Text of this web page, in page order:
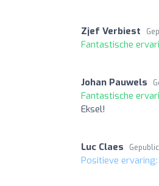
Zjef Verbiest
Fantastische
Johan Pauwels
Fantastische
Eksel!
Luc Claes
Positieve ervaring: